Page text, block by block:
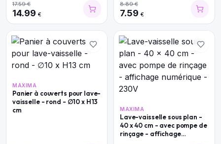
17.59€
14.99 €
8.89€
7.59 €
MAXIMA
Panier à couverts pour lave-
vaisselle - rond - ∅10 x H13
cm
MAXIMA
Lave-vaisselle sous plan -
40 x 40 cm - avec pompe de
rinçage - affichage